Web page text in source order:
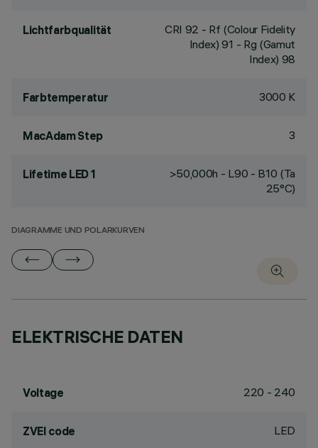
Lichtfarbqualität CRI 92 - Rf (Colour Fidelity
Index) 91 - Rg (Gamut
Index) 98
Farbtemperatur 3000 K
MacAdam Step 3
Lifetime LED 1
>50,000h - L90 - B10 (Ta
25°C)
DIAGRAMME UND POLARKURVEN
ELEKTRISCHE DATEN
Voltage 220 - 240
ZVEI code LED